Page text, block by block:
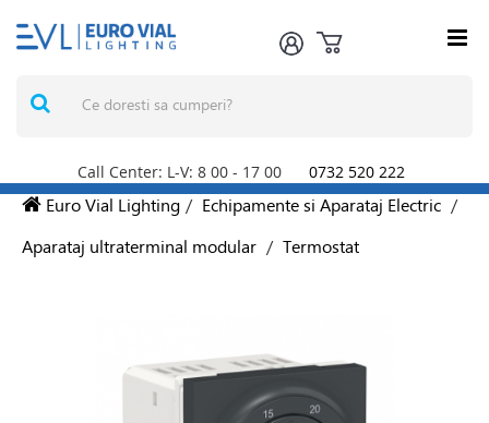
Call Center: L-V: 8 00 - 17 00 0732 520 222
Euro Vial Lighting / Echipamente si Aparataj Electric /
Aparataj ultraterminal modular / Termostat